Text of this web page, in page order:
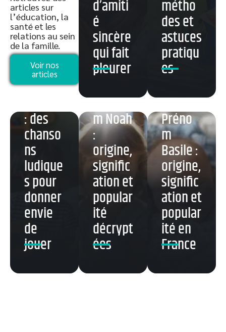
articles sur
l’éducation, la
santé et les
relations au sein
de la famille.
Voir nos
articles
d’amiti
é
sincère
qui fait
pleurer
métho
des et
astuces
pratiqu
es
Tablatu
re
guitare
Partitio
n pour
: des
chanso
ns
ludique
s pour
donner
envie
de
jouer
Préno
m Noah
:
origine,
signific
ation et
popular
ité
décrypt
ées
Préno
m
Basile :
origine,
signific
ation et
popular
ité en
France